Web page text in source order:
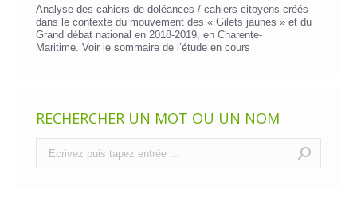
Analyse des cahiers de doléances / cahiers citoyens créés
dans le contexte du mouvement des « Gilets jaunes » et du
Grand débat national en 2018-2019, en Charente-
Maritime. Voir le sommaire de l’étude en cours
RECHERCHER UN MOT OU UN NOM